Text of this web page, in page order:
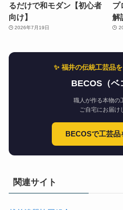
るだけで和モダン【初心者
向け】
2026年7月19日
プ
解
✨ 福井の伝統工芸品
BECOS（ベ
職人が作る本物の
ご自宅にお届け
BECOSで工芸
関連サイト